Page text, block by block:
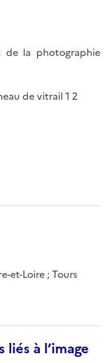
de la photographie
de vitrail 1 2
et-Loire ; Tours
à l’image